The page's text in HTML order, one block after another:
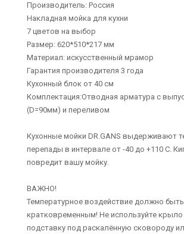
Производитель: Россия
Накладная мойка для кухни
7 цветов на выбор
Размер: 620*510*217 мм
Материал: искусственный мрамор
Гарантия производителя 3 года
Кухонный блок от 40 см
Комплектация:Отводная арматура с
(D=90мм) и переливом
Кухонные мойки DR.GANS выдерживают
перепады в интервале от -40 до +110 С.
повредит вашу мойку.
ВАЖНО!
Температурное воздействие должно быть
кратковременным! Не используйте крыло
подставку под раскалённую сковороду